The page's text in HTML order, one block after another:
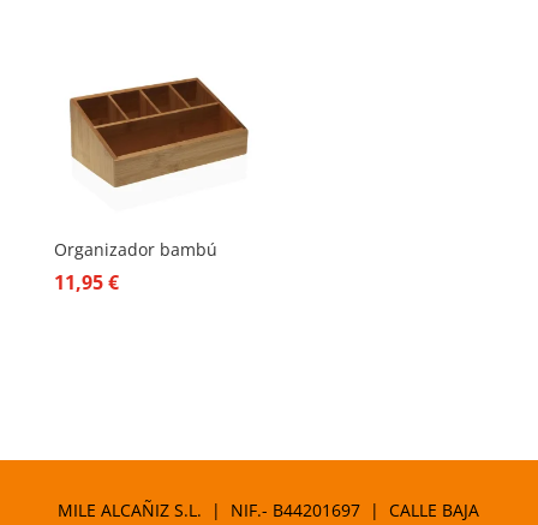
Organizador bambú
11,95€
MILE ALCAÑIZ S.L. | NIF.- B44201697 | CALLE BAJA